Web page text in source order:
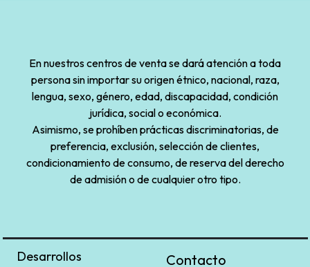
En nuestros centros de venta se dará atención a toda
persona sin importar su origen étnico, nacional, raza,
lengua, sexo, género, edad, discapacidad, condición
jurídica, social o económica.
Asimismo, se prohíben prácticas discriminatorias, de
preferencia, exclusión, selección de clientes,
condicionamiento de consumo, de reserva del derecho
de admisión o de cualquier otro tipo.
Desarrollos Contacto